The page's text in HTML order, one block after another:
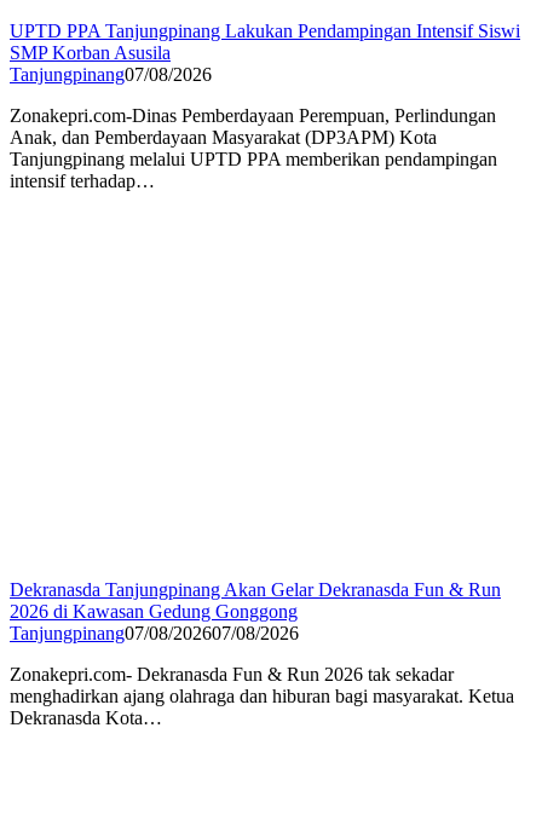
UPTD PPA Tanjungpinang Lakukan Pendampingan Intensif Siswi
SMP Korban Asusila
Tanjungpinang07/08/2026
Zonakepri.com-Dinas Pemberdayaan Perempuan, Perlindungan
Anak, dan Pemberdayaan Masyarakat (DP3APM) Kota
Tanjungpinang melalui UPTD PPA memberikan pendampingan
intensif terhadap…
Dekranasda Tanjungpinang Akan Gelar Dekranasda Fun & Run
2026 di Kawasan Gedung Gonggong
Tanjungpinang07/08/202607/08/2026
Zonakepri.com- Dekranasda Fun & Run 2026 tak sekadar
menghadirkan ajang olahraga dan hiburan bagi masyarakat. Ketua
Dekranasda Kota…